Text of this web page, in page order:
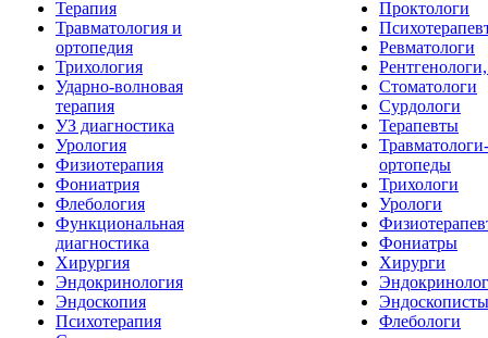
Терапия
Травматология и
ортопедия
Трихология
Ударно-волновая
терапия
УЗ диагностика
Урология
Физиотерапия
Фониатрия
Флебология
Функциональная
диагностика
Хирургия
Эндокринология
Эндоскопия
Психотерапия
Проктологи
Ревматологи
Стоматологи
Сурдологи
Терапевты
Травматологи-
ортопеды
Трихологи
Урологи
Фониатры
Хирурги
Эндоскописты
Флебологи